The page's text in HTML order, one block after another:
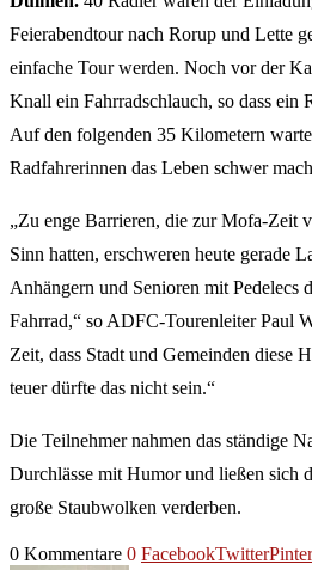
Feierabendtour nach Rorup und Lette
einfache Tour werden. Noch vor der
Knall ein Fahrradschlauch, so dass ein
Auf den folgenden 35 Kilometern
Radfahrerinnen das Leben schwer
„Zu enge Barrieren, die zur Mofa-Zeit
Sinn hatten, erschweren heute gerade
Anhängern und Senioren mit Pedelecs
Fahrrad,“ so ADFC-Tourenleiter Paul
Zeit, dass Stadt und Gemeinden diese
teuer dürfte das nicht sein.“
Die Teilnehmer nahmen das ständige
Durchlässe mit Humor und ließen sich
große Staubwolken verderben.
0 Kommentare 0 FacebookTwitter